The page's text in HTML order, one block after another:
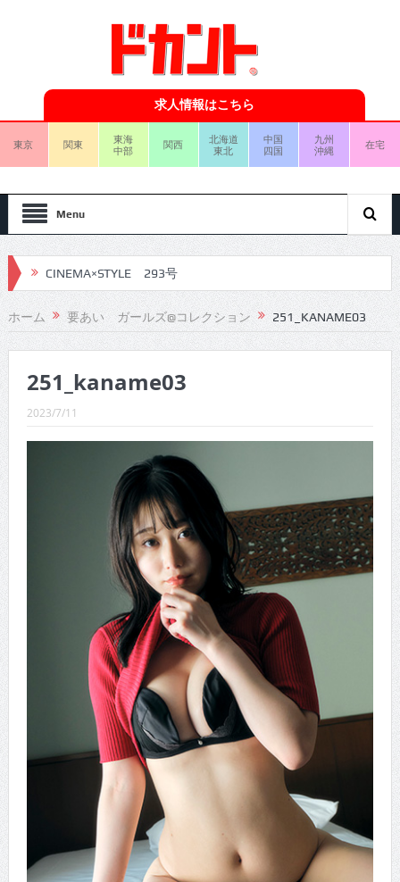
求人情報はこちら
東京 関東
東海
中部
関西
北海道
東北
中国
四国
九州
沖縄
在宅
Menu
CINEMA×STYLE 293号
CINEMA×STYLE 292号
CINEMA×STYLE 291号
CINEMA×STYLE 290号
CINEMA×STYLE 289号
CINEMA×STYLE 288号
CINEMA×STYLE 287号
CINEMA×STYLE 286号
CINEMA×STYLE 285号
CINEMA×STYLE 294号
ホーム 要あい ガールズ@コレクション 251_KANAME03
251_kaname03
2023/7/11